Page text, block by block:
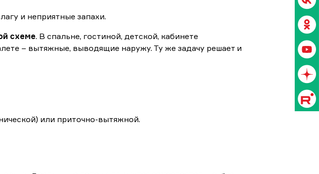
и неприятные запахи.
схеме. В спальне, гостиной, детской, кабинете
– вытяжные, выводящие наружу. Ту же задачу решает и
или приточно-вытяжной.